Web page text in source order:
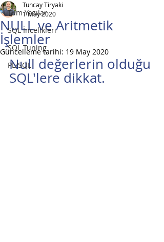
Tüm Yazılar
SQL İncelikleri
SQL Tuning
PL/SQL
NULL ve Aritmetik
İşlemler
Tuncay Tiryaki
1 May 2020
Güncelleme tarihi: 19 May 2020
Null değerlerin olduğu
SQL'lere dikkat.